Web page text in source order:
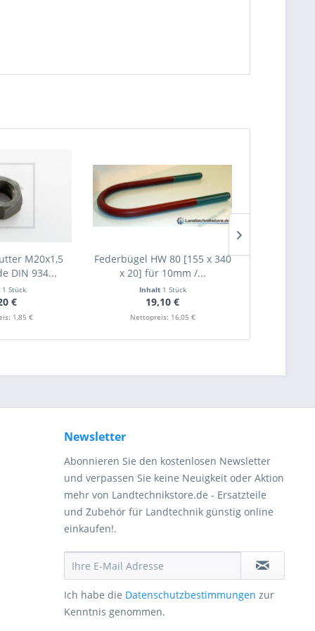
M20x1,5
DIN 934...
1 Stück
€
1,85 €
Federbügel HW 80 [155 x 340
x 20] für 10mm /...
Inhalt 1 Stück
19,10 €
Nettopreis: 16,05 €
Newsletter
Abonnieren Sie den kostenlosen Newsletter
und verpassen Sie keine Neuigkeit oder Aktion
mehr von Landtechnikstore.de - Ersatzteile
und Zubehör für Landtechnik günstig online
einkaufen!.
Ich habe die Datenschutzbestimmungen zur
Kenntnis genommen.